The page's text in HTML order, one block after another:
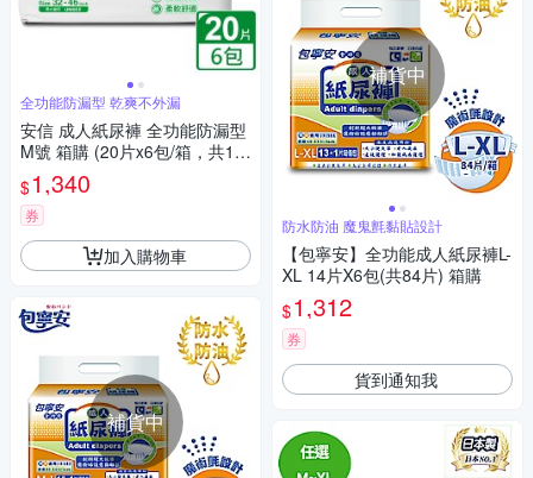
全功能防漏型 乾爽不外漏
安信 成人紙尿褲 全功能防漏型
M號 箱購 (20片x6包/箱，共12
0片)
$1,340
券
加入購物車
補貨中
補貨中
防水防油 魔鬼氈黏貼設計
【包寧安】全功能成人紙尿褲L-
XL 14片X6包(共84片) 箱購
$1,312
券
貨到通知我